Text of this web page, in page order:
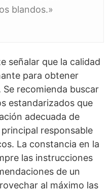
blandos.»
señalar que la calidad
para obtener
recomienda buscar
estandarizados que
adecuada de
responsable
La constancia en la
las instrucciones
de un
al máximo las